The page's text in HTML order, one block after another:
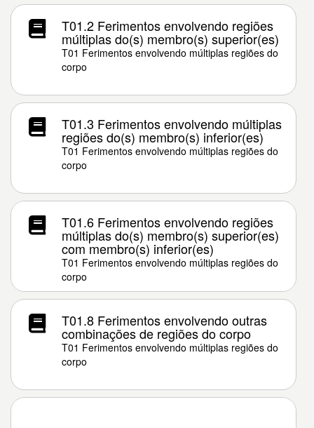
T01.2 Ferimentos envolvendo regiões
múltiplas do(s) membro(s) superior(es)
T01 Ferimentos envolvendo múltiplas regiões do
corpo
T01.3 Ferimentos envolvendo múltiplas
regiões do(s) membro(s) inferior(es)
T01 Ferimentos envolvendo múltiplas regiões do
corpo
T01.6 Ferimentos envolvendo regiões
múltiplas do(s) membro(s) superior(es)
com membro(s) inferior(es)
T01 Ferimentos envolvendo múltiplas regiões do
corpo
T01.8 Ferimentos envolvendo outras
combinações de regiões do corpo
T01 Ferimentos envolvendo múltiplas regiões do
corpo